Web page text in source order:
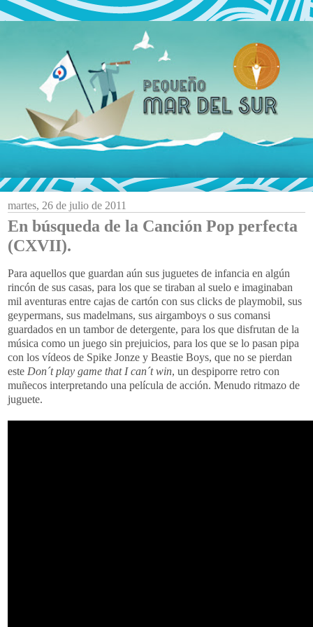
martes, 26 de julio de 2011
En búsqueda de la Canción Pop perfecta
(CXVII).
Para aquellos que guardan aún sus juguetes de infancia en algún
rincón de sus casas, para los que se tiraban al suelo e imaginaban
mil aventuras entre cajas de cartón con sus clicks de playmobil, sus
geypermans, sus madelmans, sus airgamboys o sus comansi
guardados en un tambor de detergente, para los que disfrutan de la
música como un juego sin prejuicios, para los que se lo pasan pipa
con los vídeos de Spike Jonze y Beastie Boys, que no se pierdan
este Don´t play game that I can´t win, un despiporre retro con
muñecos interpretando una película de acción. Menudo ritmazo de
juguete.